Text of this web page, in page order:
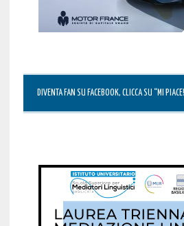
DIVENTA FAN SU FACEBOOK, CLICCA SU “MI PIACE!”